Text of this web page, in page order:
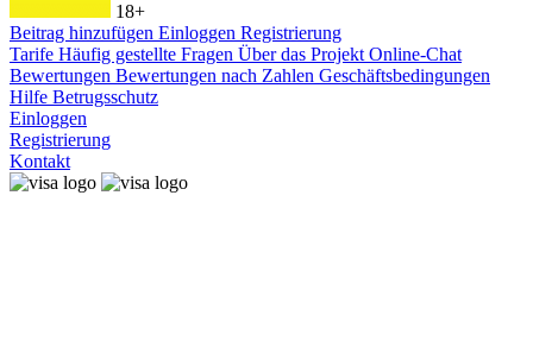
18+
Beitrag hinzufügen Einloggen Registrierung
Tarife Häufig gestellte Fragen Über das Projekt Online-Chat
Bewertungen Bewertungen nach Zahlen Geschäftsbedingungen
Hilfe Betrugsschutz
Einloggen
Registrierung
Kontakt